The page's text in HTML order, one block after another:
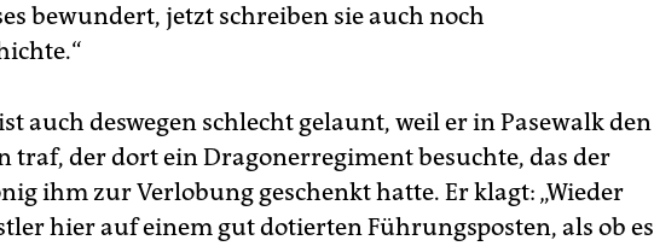
bewundert, jetzt schrei­ben sie auch noch
auch deswegen schlecht gelaunt, weil er in Pasewalk den
traf, der dort ein Dragonerregiment besuchte, das der
ihm zur Verlobung geschenkt hatte. Er klagt: „Wieder
hier auf einem gut dotierten Führungsposten, als ob es